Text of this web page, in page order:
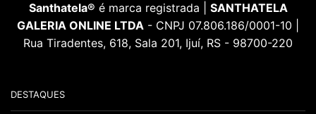
Santhatela® é marca registrada | SANTHATELA
GALERIA ONLINE LTDA - CNPJ 07.806.186/0001-10 |
Rua Tiradentes, 618, Sala 201, Ijuí, RS - 98700-220
DESTAQUES